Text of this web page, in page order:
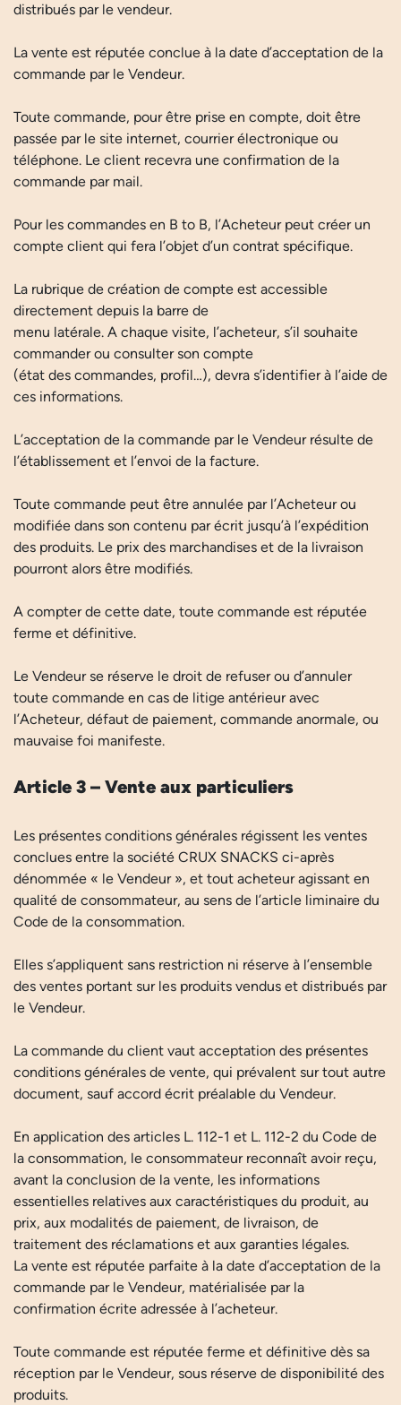
distribués par le vendeur.
La vente est réputée conclue à la date d’acceptation de la
commande par le Vendeur.
Toute commande, pour être prise en compte, doit être
passée par le site internet, courrier électronique ou
téléphone. Le client recevra une confirmation de la
commande par mail.
Pour les commandes en B to B, l’Acheteur peut créer un
compte client qui fera l’objet d’un contrat spécifique.
La rubrique de création de compte est accessible
directement depuis la barre de
menu latérale. A chaque visite, l’acheteur, s’il souhaite
commander ou consulter son compte
(état des commandes, profil…), devra s’identifier à l’aide de
ces informations.
L’acceptation de la commande par le Vendeur résulte de
l’établissement et l’envoi de la facture.
Toute commande peut être annulée par l’Acheteur ou
modifiée dans son contenu par écrit jusqu’à l’expédition
des produits. Le prix des marchandises et de la livraison
pourront alors être modifiés.
A compter de cette date, toute commande est réputée
ferme et définitive.
Le Vendeur se réserve le droit de refuser ou d’annuler
toute commande en cas de litige antérieur avec
l’Acheteur, défaut de paiement, commande anormale, ou
mauvaise foi manifeste.
Article 3 – Vente aux particuliers
Les présentes conditions générales régissent les ventes
conclues entre la société CRUX SNACKS ci-après
dénommée « le Vendeur », et tout acheteur agissant en
qualité de consommateur, au sens de l’article liminaire du
Code de la consommation.
Elles s’appliquent sans restriction ni réserve à l’ensemble
des ventes portant sur les produits vendus et distribués par
le Vendeur.
La commande du client vaut acceptation des présentes
conditions générales de vente, qui prévalent sur tout autre
document, sauf accord écrit préalable du Vendeur.
En application des articles L. 112-1 et L. 112-2 du Code de
la consommation, le consommateur reconnaît avoir reçu,
avant la conclusion de la vente, les informations
essentielles relatives aux caractéristiques du produit, au
prix, aux modalités de paiement, de livraison, de
traitement des réclamations et aux garanties légales.
La vente est réputée parfaite à la date d’acceptation de la
commande par le Vendeur, matérialisée par la
confirmation écrite adressée à l’acheteur.
Toute commande est réputée ferme et définitive dès sa
réception par le Vendeur, sous réserve de disponibilité des
produits.